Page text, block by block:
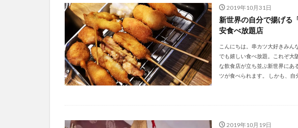
2019年10月31日
新世界の自分で揚げる
安食べ放題店
こんにちは。串カツ大好きみん
でも嬉しい食べ放題。これぞ大
な飲食店が立ち並ぶ新世界にあ
ツが食べられます。 しかも、
2019年10月19日